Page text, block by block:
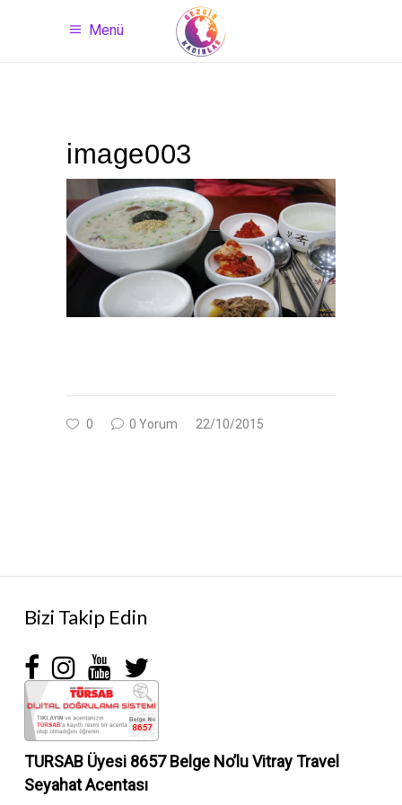
Menü
image003
0 0 Yorum 22/10/2015
Bizi Takip Edin
TURSAB Üyesi 8657 Belge No’luVitray Travel
Seyahat Acentası